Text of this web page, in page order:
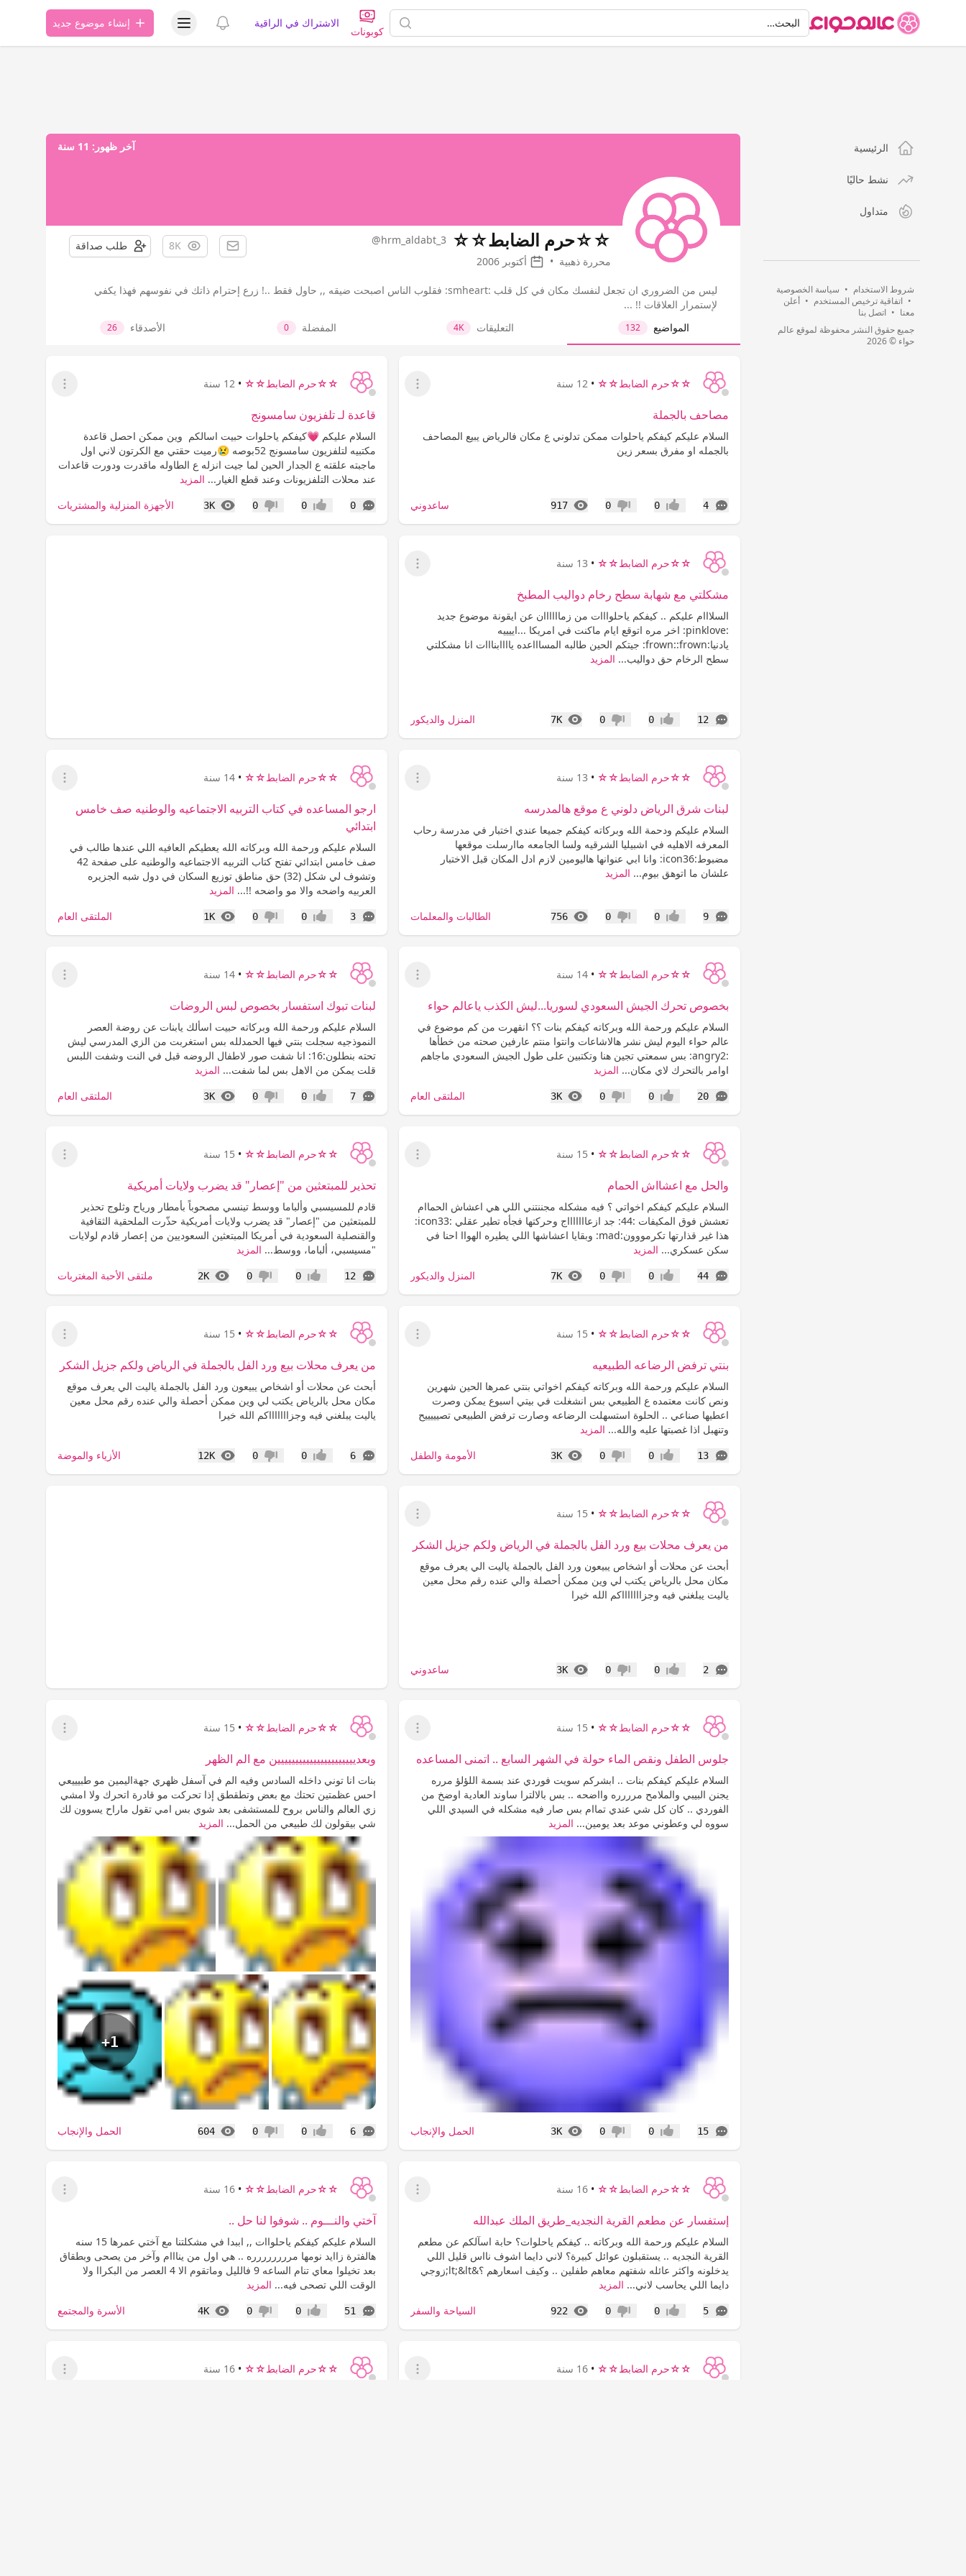
البحثالبحث…
كوبونات
الاشتراك في الراقية عرض الإشعاراتعرض قائمة المستخدمإنشاء موضوع جديد
الرئيسية
نشط حاليًا
متداول
شروط الاستخدام • سياسة الخصوصية
• اتفاقية ترخيص المستخدم • أعلن
معنا • اتصل بنا
جميع حقوق النشر محفوظة لموقع عالم
حواء © 2026
آخر ظهور: 11 سنة
☆☆حرم الضابط☆☆ @hrm_aldabt_3
محررة ذهبية • أكتوبر 2006
8K طلب صداقة
ليس من الضروري ان تجعل لنفسك مكان في كل قلب :smheart: فقلوب الناس اصبحت ضيقه ,, حاول فقط ..! زرع إحترام ذاتك في نفوسهم فهذا يكفي
لإستمرار العلاقات !! ...
المواضيع
132 التعليقات 4K المفضلة 0 الأصدقاء 26
☆☆حرم الضابط☆☆ • 12 سنة
عرض القائمة
مصاحف بالجملة
السلام عليكم كيفكم ياحلوات ممكن تدلوني ع مكان فالرياض يبيع المصاحف
بالجمله او مفرق بسعر زين
4
التعليقات إعجاب0 عدم إعجاب
0
917
المشاهدات ساعدوني
☆☆حرم الضابط☆☆ • 12 سنة
عرض القائمة
قاعدة لـ تلفزيون سامسونج
السلام عليكم 💗كيفكم ياحلوات حبيت اسالكم وين ممكن احصل قاعدة
مكتبيه لتلفزيون سامسونج 52بوصه 😢رميت حقتي مع الكرتون لاني اول
ماجبته علقته ع الجدار الحين لما جيت انزله ع الطاوله ماقدرت ودورت قاعدات
عند محلات التلفزيونات وعند قطع الغيار... المزيد
0
التعليقات إعجاب0 عدم إعجاب
0
3K
المشاهدات الأجهزة المنزلية والمشتريات
☆☆حرم الضابط☆☆ • 13 سنة
عرض القائمة
مشكلتي مع شهابة سطح رخام دواليب المطبخ
السلااام عليكم .. كيفكم ياحلوااات من زماااااان عن ايقونة موضوع جديد
:pinklove: اخر مره اتوقع ايام ماكنت في امريكا ...اييييه
يادنيا:frown::frown: جيتكم الحين طالبه المساااعده ياااابنااات انا مشكلتي
سطح الرخام حق دواليب... المزيد
12
التعليقات إعجاب0 عدم إعجاب
0
7K
المشاهدات المنزل والديكور
☆☆حرم الضابط☆☆ • 13 سنة
عرض القائمة
لبنات شرق الرياض دلوني ع موقع هالمدرسه
السلام عليكم ودحمة الله وبركاته كيفكم جميعا عندي اختبار في مدرسة رحاب
المعرفه الاهليه في اشبيليا الشرقيه ولسا الجامعه ماارسلت موقعها
مضبوط:icon36: وانا ابي عنوانها هاليومين لازم ادل المكان قبل الاختبار
علشان ما اتوهق بيوم... المزيد
9
التعليقات إعجاب0 عدم إعجاب
0
756
المشاهدات الطالبات والمعلمات
☆☆حرم الضابط☆☆ • 14 سنة
عرض القائمة
ارجو المساعده في كتاب التربيه الاجتماعيه والوطنيه صف خامس
ابتدائي
السلام عليكم ورحمة الله وبركاته الله يعطيكم العافيه اللي عندها طالب في
صف خامس ابتدائي تفتح كتاب التربيه الاجتماعيه والوطنيه على صفحة 42
وتشوف لي شكل (32) حق مناطق توزيع السكان في دول شبه الجزيره
العربيه واضحه والا مو واضحه !!... المزيد
3
التعليقات إعجاب0 عدم إعجاب
0
1K
المشاهدات الملتقى العام
☆☆حرم الضابط☆☆ • 14 سنة
عرض القائمة
بخصوص تحرك الجيش السعودي لسوريا...ليش الكذب ياعالم حواء
السلام عليكم ورحمة الله وبركاته كيفكم بنات ؟؟ انقهرت من كم موضوع في
عالم حواء اليوم ليش نشر هالاشاعات وانتوا منتم عارفين صحته من خطأها
:angry2: بس سمعتي تجين هنا وتكتبين على طول الجيش السعودي ماجاهم
اوامر بالتحرك لاي مكان... المزيد
20
التعليقات إعجاب0 عدم إعجاب
0
3K
المشاهدات الملتقى العام
☆☆حرم الضابط☆☆ • 14 سنة
عرض القائمة
لبنات تبوك استفسار بخصوص لبس الروضات
السلام عليكم ورحمة الله وبركاته حبيت اسألك يابنات عن روضة العصر
النموذجيه سجلت بنتي فيها الحمدلله بس استغربت من الزي المدرسي ليش
تحته بنطلون:16: انا شفت صور لاطفال الروضه قبل في النت وشفت اللبس
قلت يمكن من الاهل بس لما شفت... المزيد
7
التعليقات إعجاب0 عدم إعجاب
0
3K
المشاهدات الملتقى العام
☆☆حرم الضابط☆☆ • 15 سنة
عرض القائمة
والحل مع اعشااش الحمام
السلام عليكم كيفكم اخواتي ؟ فيه مشكله مجننتني اللي هي اعشاش الحماام
تعشش فوق المكيفات :44: جد ازعاااااااج وحركتها فجأه تطير عقلي :icon33:
هذا غير قذارتها تكرمووون:mad: وبقايا اعشاشها اللي يطيره الهواا احنا في
سكن عسكري... المزيد
44
التعليقات إعجاب0 عدم إعجاب
0
7K
المشاهدات المنزل والديكور
☆☆حرم الضابط☆☆ • 15 سنة
عرض القائمة
تحذير للمبتعثين من "إعصار" قد يضرب ولايات أمريكية
قادم للمسيسبي وألباما ووسط تينسي مصحوباً بأمطار ورياح وثلوج تحذير
للمبتعثين من "إعصار" قد يضرب ولايات أمريكية حذّرت الملحقية الثقافية
والقنصلية السعودية في أمريكا المبتعثين السعوديين من إعصار قادم لولايات
"مسيسبي، ألباما، ووسط... المزيد
12
التعليقات إعجاب0 عدم إعجاب
0
2K
المشاهدات ملتقى الأحبة المغتربات
☆☆حرم الضابط☆☆ • 15 سنة
عرض القائمة
بنتي ترفض الرضاعه الطبيعيه
السلام عليكم ورحمة الله وبركاته كيفكم اخواتي بنتي عمرها الحين شهرين
ونص كانت معتمده ع الطبيعي بس انشغلت في بيتي اسبوع يمكن وصرت
اعطيها صناعي .. الحلوة استسهلت الرضاعه وصارت ترفض الطبيعي تصيييييح
وتنهبل اذا غصبتها عليه والله... المزيد
13
التعليقات إعجاب0 عدم إعجاب
0
3K
المشاهدات الأمومة والطفل
☆☆حرم الضابط☆☆ • 15 سنة
عرض القائمة
من يعرف محلات بيع ورد الفل بالجملة في الرياض ولكم جزيل الشكر
أبحث عن محلات أو اشخاص يبيعون ورد الفل بالجملة ياليت الي يعرف موقع
مكان محل بالرياض يكتب لي وين ممكن أحصلة والي عنده رقم محل معين
ياليت يبلغني فيه وجزاااااااكم الله خيرا
6
التعليقات إعجاب0 عدم إعجاب
0
12K
المشاهدات الأزياء والموضة
☆☆حرم الضابط☆☆ • 15 سنة
عرض القائمة
من يعرف محلات بيع ورد الفل بالجملة في الرياض ولكم جزيل الشكر
أبحث عن محلات أو اشخاص يبيعون ورد الفل بالجملة ياليت الي يعرف موقع
مكان محل بالرياض يكتب لي وين ممكن أحصلة والي عنده رقم محل معين
ياليت يبلغني فيه وجزاااااااكم الله خيرا
2
التعليقات إعجاب0 عدم إعجاب
0
3K
المشاهدات ساعدوني
☆☆حرم الضابط☆☆ • 15 سنة
عرض القائمة
جلوس الطفل ونقص الماء حولة في الشهر السابع .. اتمنى المساعده
السلام عليكم كيفكم بنات .. ابشركم سويت فوردي عند بسمة اللؤلؤ مرره
يجنن البيبي والملامح مرررره وااضحه .. بس بالالترا ساوند العادية اوضخ من
الفوردي .. كان كل شي عندي تماام بس صار فيه مشكله في السيدي اللي
سووه لي وعطوني موعد بعد يومين... المزيد
15
التعليقات إعجاب0 عدم إعجاب
0
3K
المشاهدات الحمل والإنجاب
☆☆حرم الضابط☆☆ • 15 سنة
عرض القائمة
وبعديييييييييييييييييييييين مع الم الظهر
بنات انا توني داخله السادس وفيه الم في آسفل ظهري جهةاليمين مو طبيييعي
احس عظمتين تحتك مع بعض وتطقطق إذا تحركت مو قادرة اتحرك ولا امشي
زي العالم والناس بروح للمستشفى بعد شوي بس امي تقول ماراح يسوون لك
شي بيقولون لك طبيعي من الحمل... المزيد
+1
6
التعليقات إعجاب0 عدم إعجاب
0
604
المشاهدات الحمل والإنجاب
☆☆حرم الضابط☆☆ • 16 سنة
عرض القائمة
إستفسار عن مطعم القرية النجديه_طريق الملك عبدالله
السلام عليكم ورحمة الله وبركاته .. كيفكم ياحلوات؟ حابة اسآلكم عن مطعم
القرية النجديه .. يستقبلون عوائل كبيرة؟ لاني دايما اشوف نااس قليل اللي
يدخلونه واكثر عائله شفتهم معاهم طفلين .. وكيف اسعارهم ؟&lt;&lt;زوجي
دايما اللي يحاسب لاني... المزيد
5
التعليقات إعجاب0 عدم إعجاب
0
922
المشاهدات السياحة والسفر
☆☆حرم الضابط☆☆ • 16 سنة
عرض القائمة
آختي والنـــوم .. شوفوا لنا حل ..
السلام عليكم كيفكم ياحلواات ,, اببدا في مشكلتنا مع آختي عمرها 15 سنه
هالفترة زاايد نومها مرررررررره .. هي اول من ينااام وآخر من يصحى وبطقاق
بعد تخيلوا معاي تنام الساعه 9 فالليل وماتقوم الا 4 العصر من البكراا ولا
الوقت اللي تصحى فيه... المزيد
51
التعليقات إعجاب0 عدم إعجاب
0
4K
المشاهدات الأسرة والمجتمع
☆☆حرم الضابط☆☆ • 16 سنة
عرض القائمة
☆☆حرم الضابط☆☆ • 16 سنة
عرض القائمة